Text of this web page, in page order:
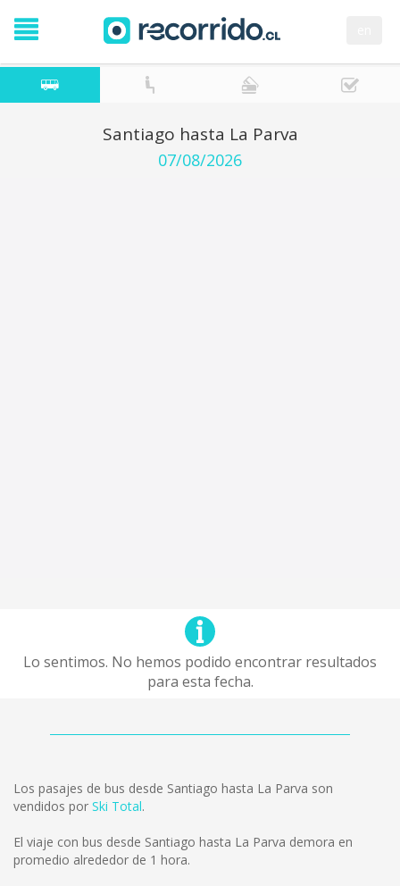
Santiago hasta La Parva
07/08/2026
Lo sentimos. No hemos podido encontrar resultados
para esta fecha.
Los pasajes de bus desde Santiago hasta La Parva son
vendidos por Ski Total.
El viaje con bus desde Santiago hasta La Parva demora en
promedio alrededor de 1 hora.